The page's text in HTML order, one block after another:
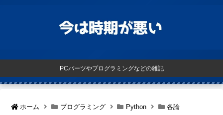
PCパーツやプログラミングなどの雑記
ホーム プログラミング Python 各論